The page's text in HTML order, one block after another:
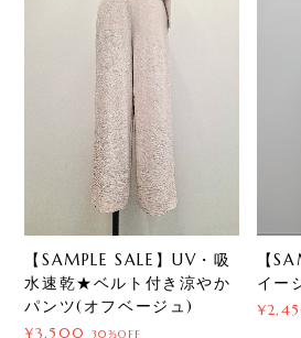
【SAMPLE SALE】UV・吸
水速乾★ベルト付き涼やか
パンツ(オフベージュ)
¥3,500 30%OFF
【
イー